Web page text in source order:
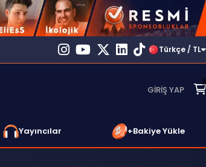
Türkçe / TL
GIRIŞ YAP
Yayıncılar +Bakiye Yükle